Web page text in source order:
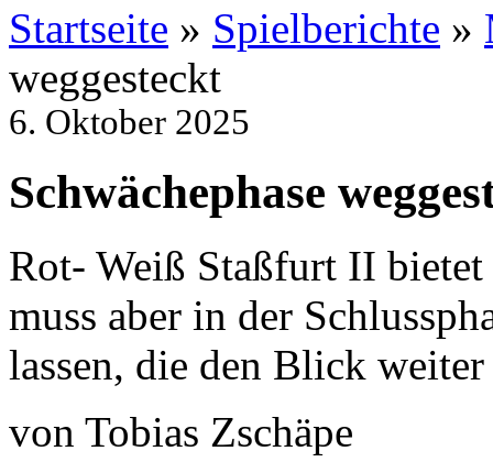
Startseite » Spielberichte »
weggesteckt
6. Oktober 2025
Schwächephase
Rot- Weiß Staßfurt II bietet
muss aber in der
lassen, die den Blick
von Tobias Zschäpe